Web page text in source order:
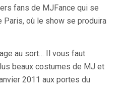
fans de MJFance qui se
Paris, où le show se produira
au sort… Il vous faut
beaux costumes de MJ et
2011 aux portes du